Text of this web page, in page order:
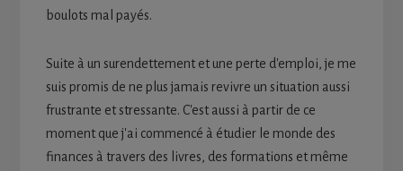
boulots mal payés.
Suite à un surendettement et une perte d'emploi, je me
suis promis de ne plus jamais revivre un situation aussi
frustrante et stressante. C'est aussi à partir de ce
moment que j'ai commencé à étudier le monde des
finances à travers des livres, des formations et même